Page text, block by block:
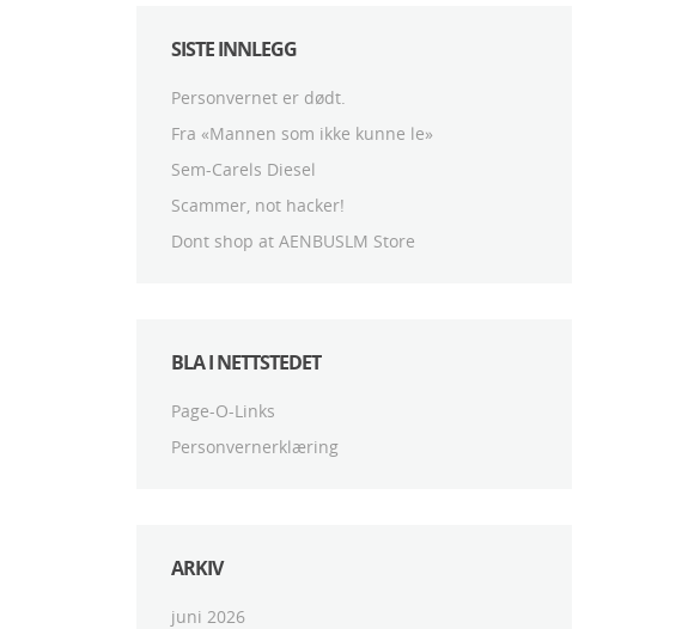
SISTE INNLEGG
Personvernet er dødt.
Fra «Mannen som ikke kunne le»
Sem-Carels Diesel
Scammer, not hacker!
Dont shop at AENBUSLM Store
BLA I NETTSTEDET
Page-O-Links
Personvernerklæring
ARKIV
juni 2026